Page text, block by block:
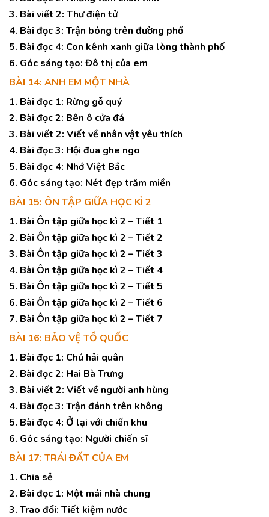
3. Bài viết 2: Thư điện tử
4. Bài đọc 3: Trận bóng trên đường phố
5. Bài đọc 4: Con kênh xanh giữa lòng thành phố
6. Góc sáng tạo: Đô thị của em
BÀI 14: ANH EM MỘT NHÀ
1. Bài đọc 1: Rừng gỗ quý
2. Bài đọc 2: Bên ô cửa đá
3. Bài viết 2: Viết về nhân vật yêu thích
4. Bài đọc 3: Hội đua ghe ngo
5. Bài đọc 4: Nhớ Việt Bắc
6. Góc sáng tạo: Nét đẹp trăm miền
BÀI 15: ÔN TẬP GIỮA HỌC KÌ 2
1. Bài Ôn tập giữa học kì 2 – Tiết 1
2. Bài Ôn tập giữa học kì 2 – Tiết 2
3. Bài Ôn tập giữa học kì 2 – Tiết 3
4. Bài Ôn tập giữa học kì 2 – Tiết 4
5. Bài Ôn tập giữa học kì 2 – Tiết 5
6. Bài Ôn tập giữa học kì 2 – Tiết 6
7. Bài Ôn tập giữa học kì 2 – Tiết 7
BÀI 16: BẢO VỆ TỔ QUỐC
1. Bài đọc 1: Chú hải quân
2. Bài đọc 2: Hai Bà Trưng
3. Bài viết 2: Viết về người anh hùng
4. Bài đọc 3: Trận đánh trên không
5. Bài đọc 4: Ở lại với chiến khu
6. Góc sáng tạo: Người chiến sĩ
BÀI 17: TRÁI ĐẤT CỦA EM
1. Chia sẻ
2. Bài đọc 1: Một mái nhà chung
3. Trao đổi: Tiết kiệm nước